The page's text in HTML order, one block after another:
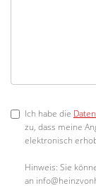
Ich habe die
zu, dass meine
elektronisch
Hinweis: Sie
an